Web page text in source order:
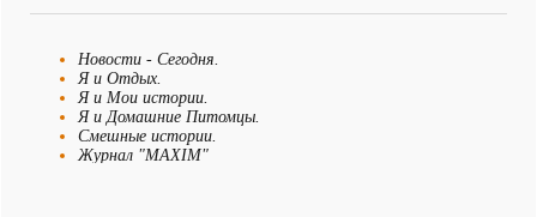
Новости - Сегодня.
Я и Отдых.
Я и Мои истории.
Я и Домашние Питомцы.
Смешные истории.
Журнал "MAXIM"